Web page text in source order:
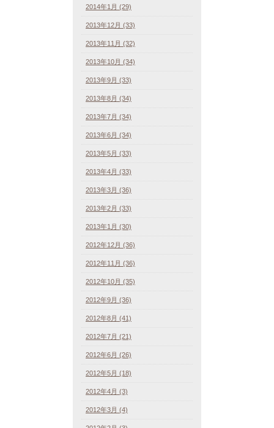
2014年1月 (29)
2013年12月 (33)
2013年11月 (32)
2013年10月 (34)
2013年9月 (33)
2013年8月 (34)
2013年7月 (34)
2013年6月 (34)
2013年5月 (33)
2013年4月 (33)
2013年3月 (36)
2013年2月 (33)
2013年1月 (30)
2012年12月 (36)
2012年11月 (36)
2012年10月 (35)
2012年9月 (36)
2012年8月 (41)
2012年7月 (21)
2012年6月 (26)
2012年5月 (18)
2012年4月 (3)
2012年3月 (4)